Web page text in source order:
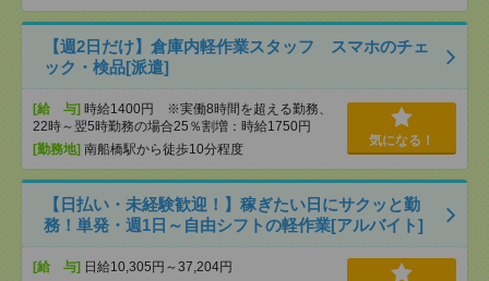
【週2日だけ】倉庫内軽作業スタッフ スマホのチェ
ック・検品[派遣]
[給 与] 時給1400円 ※実働8時間を超える勤務、
22時～翌5時勤務の場合25％割増：時給1750円
[勤務地] 南船橋駅から徒歩10分程度
気になる！
【日払い・未経験歓迎！】稼ぎたい日にサクッと勤
務！単発・週1日～自由シフトの軽作業[アルバイト]
[給 与] 日給10,305円～37,204円